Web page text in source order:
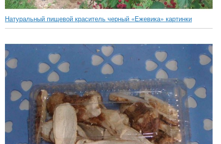
Натуральный пищевой краситель черный «Ежевика» картинки